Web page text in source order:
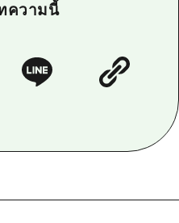
ความนี้